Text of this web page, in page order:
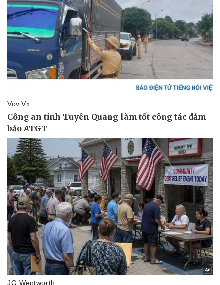
Pháp luật
Vụ án
Tin nóng
Tư vấn luật
Quân sự - Quốc phòng
Vũ khí
Việt Nam
Phân tích